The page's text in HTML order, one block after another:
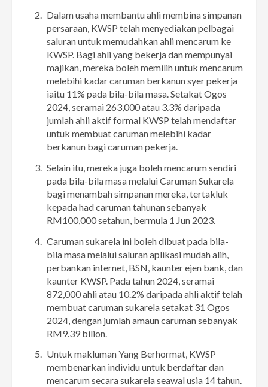
Dalam usaha membantu ahli membina simpanan
persaraan, KWSP telah menyediakan pelbagai
saluran untuk memudahkan ahli mencarum ke
KWSP. Bagi ahli yang bekerja dan mempunyai
majikan, mereka boleh memilih untuk mencarum
melebihi kadar caruman berkanun syer pekerja
iaitu 11% pada bila-bila masa. Setakat Ogos
2024, seramai 263,000 atau 3.3% daripada
jumlah ahli aktif formal KWSP telah mendaftar
untuk membuat caruman melebihi kadar
berkanun bagi caruman pekerja.
Selain itu, mereka juga boleh mencarum sendiri
pada bila-bila masa melalui Caruman Sukarela
bagi menambah simpanan mereka, tertakluk
kepada had caruman tahunan sebanyak
RM100,000 setahun, bermula 1 Jun 2023.
Caruman sukarela ini boleh dibuat pada bila-
bila masa melalui saluran aplikasi mudah alih,
perbankan internet, BSN, kaunter ejen bank, dan
kaunter KWSP. Pada tahun 2024, seramai
872,000 ahli atau 10.2% daripada ahli aktif telah
membuat caruman sukarela setakat 31 Ogos
2024, dengan jumlah amaun caruman sebanyak
RM9.39 bilion.
Untuk makluman Yang Berhormat, KWSP
membenarkan individu untuk berdaftar dan
mencarum secara sukarela seawal usia 14 tahun.